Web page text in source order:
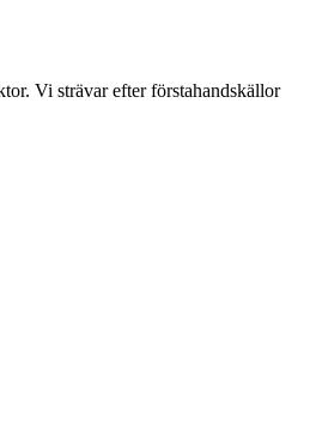
Vi strävar efter förstahandskällor